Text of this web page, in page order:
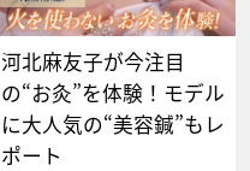
河北麻友子が今注目
の“お灸”を体験！モデル
に大人気の“美容鍼”もレ
ポート